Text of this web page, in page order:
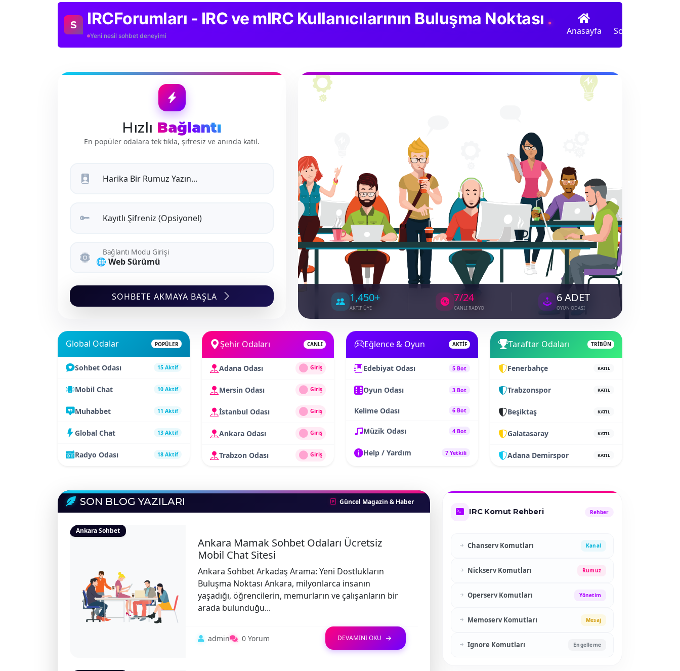
S IRCForumları - IRC ve mIRC Kullanıcılarının Buluşma Noktası .
Yeni nesil sohbet deneyimi Anasayfa Sohbet
Hızlı Bağlantı
En popüler odalara tek tıkla, şifresiz ve anında katıl.
Harika Bir Rumuz Yazın...
Kayıtlı Şifreniz (Opsiyonel)
Bağlantı Modu Girişi
SOHBETE AKMAYA BAŞLA 1,450+
AKTİF ÜYE
7/24
CANLI RADYO
6 ADET
OYUN ODASI
Global Odalar POPÜLER
Sohbet Odası 15 Aktif
Mobil Chat 10 Aktif
Muhabbet 11 Aktif
Global Chat 13 Aktif
Radyo Odası 18 Aktif
Şehir Odaları CANLI
Adana Odası Giriş
Mersin Odası Giriş
İstanbul Odası Giriş
Ankara Odası Giriş
Trabzon Odası Giriş
Eğlence & Oyun AKTİF
Edebiyat Odası 5 Bot
Oyun Odası 3 Bot
Kelime Odası 6 Bot
Müzik Odası 4 Bot
Help / Yardım 7 Yetkili
Taraftar Odaları TRİBÜN
Fenerbahçe KATIL
Trabzonspor KATIL
Beşiktaş KATIL
Galatasaray KATIL
Adana Demirspor KATIL
SON BLOG YAZILARI Güncel Magazin & Haber
Ankara Sohbet
Ankara Mamak Sohbet Odaları Ücretsiz
Mobil Chat Sitesi
Ankara Sohbet Arkadaş Arama: Yeni Dostlukların
Buluşma Noktası Ankara, milyonlarca insanın
yaşadığı, öğrencilerin, memurların ve çalışanların bir
arada bulunduğu...
admin 0 Yorum DEVAMINI OKU
IRC Komut Rehberi Rehber
Chanserv Komutları Kanal
Nickserv Komutları Rumuz
Operserv Komutları Yönetim
Memoserv Komutları Mesaj
Ignore Komutları Engelleme